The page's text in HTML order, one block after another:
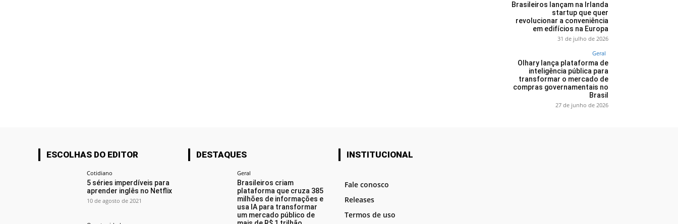
Brasileiros lançam na Irlanda
startup que quer
revolucionar a conveniência
em edifícios na Europa
31 de julho de 2026
Geral
Olhary lança plataforma de
inteligência pública para
transformar o mercado de
compras governamentais no
Brasil
27 de junho de 2026
ESCOLHAS DO EDITOR
Cotidiano
5 séries imperdíveis para
aprender inglês no Netflix
10 de agosto de 2021
DESTAQUES
Geral
Brasileiros criam
plataforma que cruza 385
milhões de informações e
usa IA para transformar
um mercado público de
INSTITUCIONAL
Fale conosco
Releases
Termos de uso